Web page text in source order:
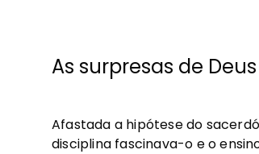
As surpresas de Deus
Afastada a hipótese do
disciplina fascinava-o e o